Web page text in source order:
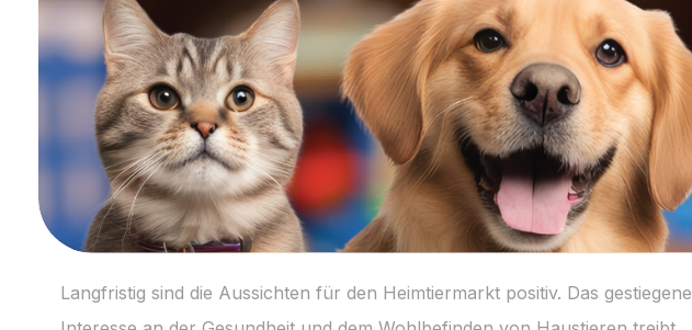
Langfristig sind die Aussichten für den Heimtiermarkt positiv. Das gestiegene